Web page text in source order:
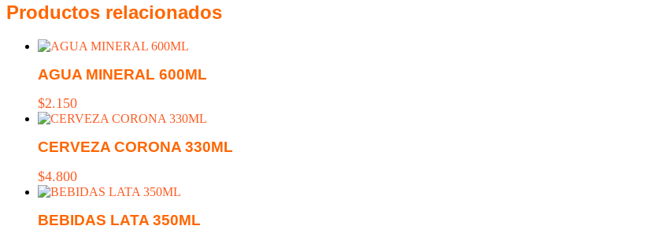
Productos relacionados
AGUA MINERAL 600ML
$2.150Este
producto
múltiples
Las
opciones
se
pueden
elegir
CERVEZA CORONA 330ML
$4.800
BEBIDAS LATA 350ML